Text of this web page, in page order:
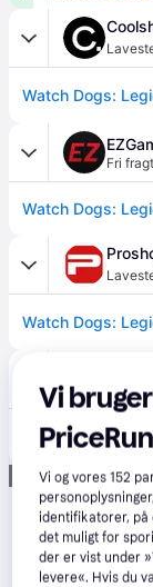
Fri fragt
Watch Dogs:
49 kr.
Annonce
Vi
Vi og vores152
identifikatorer, på
det muligt for
der er vist under
levere«. Hvis du